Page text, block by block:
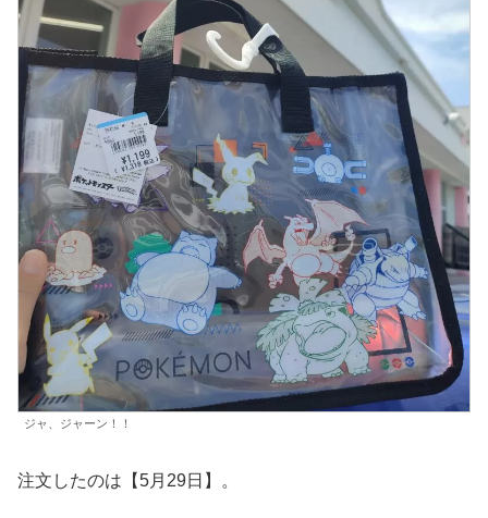
ジャ、ジャーン！！
注文したのは【5月29日】。